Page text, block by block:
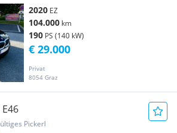
2020 EZ
104.000 km
190 PS (140 kW)
Privat
8054 Graz
€ 29.000
Pickerl